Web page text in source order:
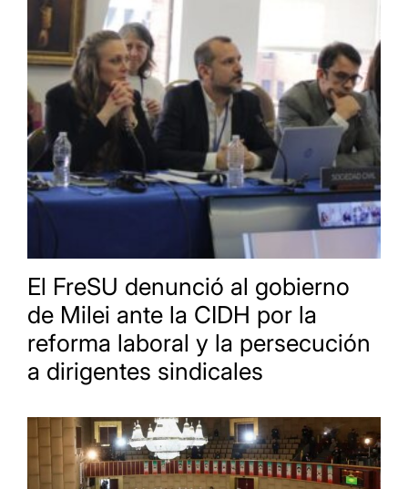
El FreSU denunció al gobierno
de Milei ante la CIDH por la
reforma laboral y la persecución
a dirigentes sindicales